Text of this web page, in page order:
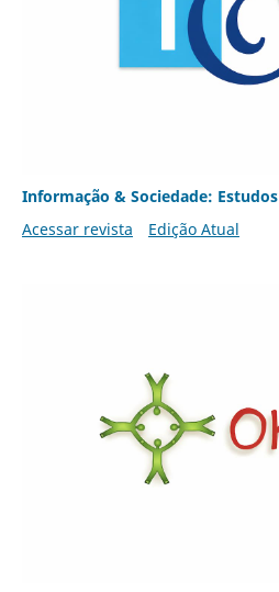
Informação & Sociedade: Estudos
Acessar revista
Edição Atual